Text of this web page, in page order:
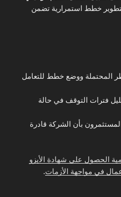
خطط استمرارية تضمن
المحتملة ووضع خطط للتعامل
فترات التوقف في حالة
بأن الشركة قادرة
الحصول على شهادة الأيزو
.